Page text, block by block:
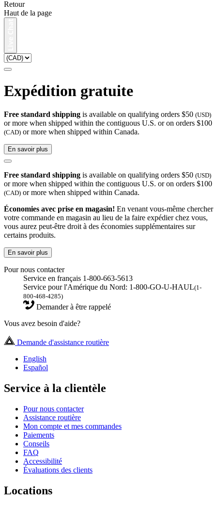
Retour
Haut de la page
Expédition gratuite
Free standard shipping is available on qualifying orders $50 (USD)
or more when shipped within the contiguous U.S. or on orders $100
(CAD) or more when shipped within Canada.
En savoir plus
Free standard shipping is available on qualifying orders $50 (USD)
or more when shipped within the contiguous U.S. or on orders $100
(CAD) or more when shipped within Canada.
Économies avec prise en magasin! En venant vous-même chercher
votre commande en magasin au lieu de la faire expédier chez vous,
vous aurez peut-être droit à des économies supplémentaires sur
certains produits.
En savoir plus
Pour nous contacter
Service en français 1-800-663-5613
Service pour l'Amérique du Nord: 1-800-GO-U-HAUL(1-
800-468-4285)
Demander à être rappelé
Vous avez besoin d'aide?
Demande d'assistance routière
English
Español
Service à la clientèle
Pour nous contacter
Assistance routière
Mon compte et mes commandes
Paiements
Conseils
FAQ
Accessibilité
Évaluations des clients
Locations